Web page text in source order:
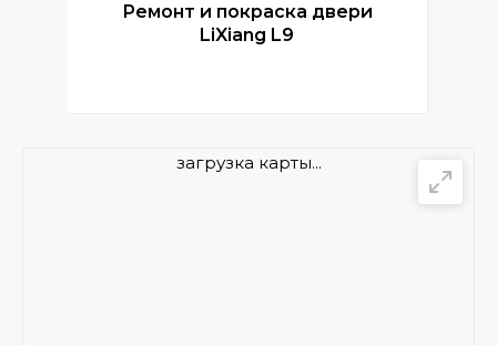
Ремонт и покраска двери
LiXiang L9
загрузка карты...